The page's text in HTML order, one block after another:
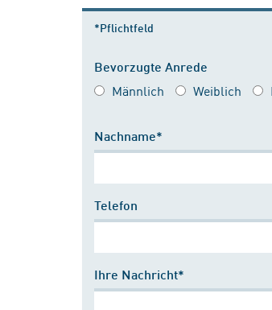
*Pflichtfeld
Bevorzugte Anrede
Männlich Weiblich
Nachname*
Telefon
Ihre Nachricht*